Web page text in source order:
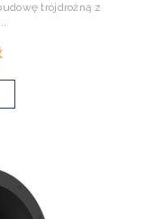
trójdrożną z